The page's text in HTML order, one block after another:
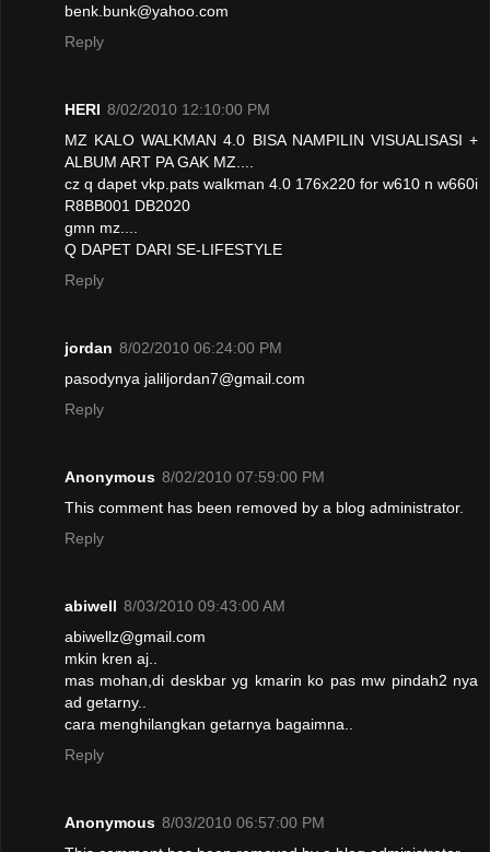
benk.bunk@yahoo.com
Reply
HERI 8/02/2010 12:10:00 PM
MZ KALO WALKMAN 4.0 BISA NAMPILIN VISUALISASI +
ALBUM ART PA GAK MZ....
cz q dapet vkp.pats walkman 4.0 176x220 for w610 n w660i
R8BB001 DB2020
gmn mz....
Q DAPET DARI SE-LIFESTYLE
Reply
jordan 8/02/2010 06:24:00 PM
pasodynya jaliljordan7@gmail.com
Reply
Anonymous 8/02/2010 07:59:00 PM
This comment has been removed by a blog administrator.
Reply
abiwell 8/03/2010 09:43:00 AM
abiwellz@gmail.com
mkin kren aj..
mas mohan,di deskbar yg kmarin ko pas mw pindah2 nya
ad getarny..
cara menghilangkan getarnya bagaimna..
Reply
Anonymous 8/03/2010 06:57:00 PM